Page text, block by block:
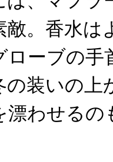
敵。香水は
ローブの
の装いの上
漂わせる